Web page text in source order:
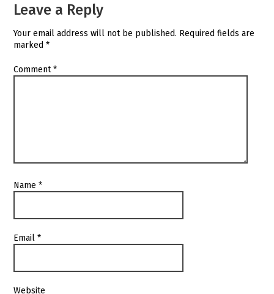
Leave a Reply
Your email address will not be published. Required fields are
marked*
Comment*
Name*
Email*
Website